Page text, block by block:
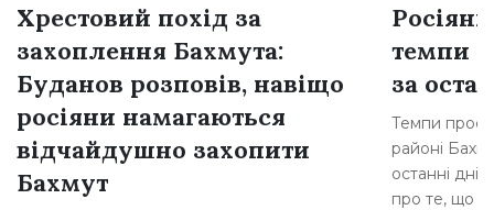
Хрестовий похід за
захоплення Бахмута:
Буданов розповів, навіщо
росіяни намагаються
відчайдушно захопити
Бахмут
темпи
за
Темпи
районі
останні
про те, що